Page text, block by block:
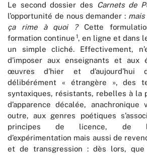
Le second dossier des Carnets de
l’opportunité de nous demander : mais
ça rime à quoi ? Cette
formation continue 1, en ligne et dans
un simple cliché. Effectivement,
d’imposer aux enseignants et
œuvres d’hier et d’aujourd’hui
délibérément « étrangère », des
syntaxiques, résistants, rebelles à la
d’apparence décalée,
outre, aux genres poétiques
principes de licence, de
d’expérimentation mais aussi de
et de transgression : dès lors,